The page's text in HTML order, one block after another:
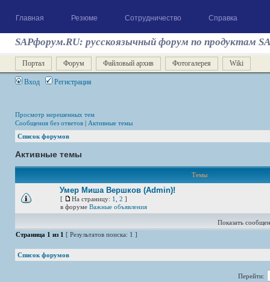
Главная Резюме Сотрудничество Справка
SAPфорум.RU: русскоязычный форум по продуктам
Портал Форум Файловый архив Фотогалерея Wiki
Вход Регистрация
Просмотр нерешенных тем
Сообщения без ответов | Активные темы
Список форумов
Активные темы
Темы
Умер Миша Вершков (Admin)!
[ На страницу: 1 2 ]
в форуме Важные объявления
Показать
Страница 1 из 1 [ Результатов поиска: 1 ]
Список форумов
Перейти: